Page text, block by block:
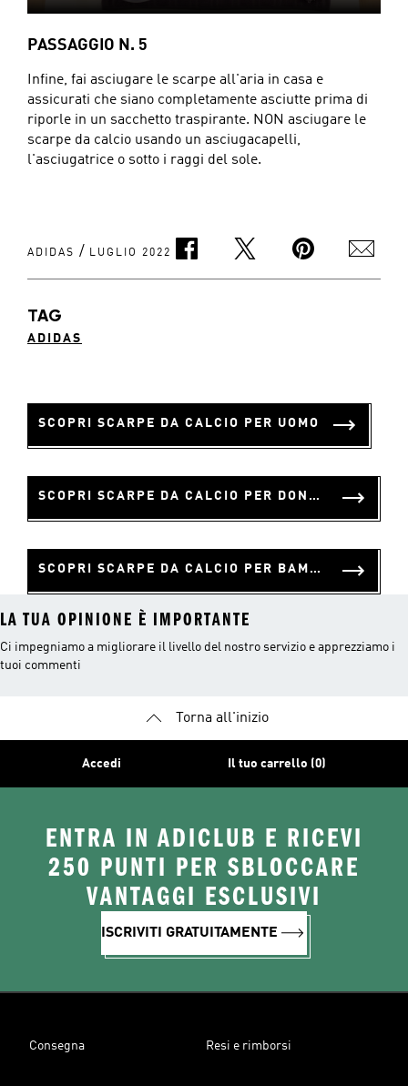
PASSAGGIO N. 5
Infine, fai asciugare le scarpe all'aria in casa e
assicurati che siano completamente asciutte prima di
riporle in un sacchetto traspirante. NON asciugare le
scarpe da calcio usando un asciugacapelli,
l'asciugatrice o sotto i raggi del sole.
ADIDAS / LUGLIO 2022
TAG
ADIDAS
SCOPRI SCARPE DA CALCIO PER UOMO
SCOPRI SCARPE DA CALCIO PER DONNA
SCOPRI SCARPE DA CALCIO PER BAMBINO
LA TUA OPINIONE È IMPORTANTE
Ci impegniamo a migliorare il livello del nostro servizio e apprezziamo i
tuoi commenti
Torna all'inizio
Accedi Il tuo carrello (0)
ENTRA IN ADICLUB E RICEVI
250 PUNTI PER SBLOCCARE
VANTAGGI ESCLUSIVI
ISCRIVITI GRATUITAMENTE
Consegna Resi e rimborsi